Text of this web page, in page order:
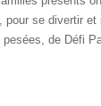
pour se divertir et
de Défi